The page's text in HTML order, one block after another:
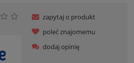
zapytaj o produkt
poleć znajomemu
dodaj opinię